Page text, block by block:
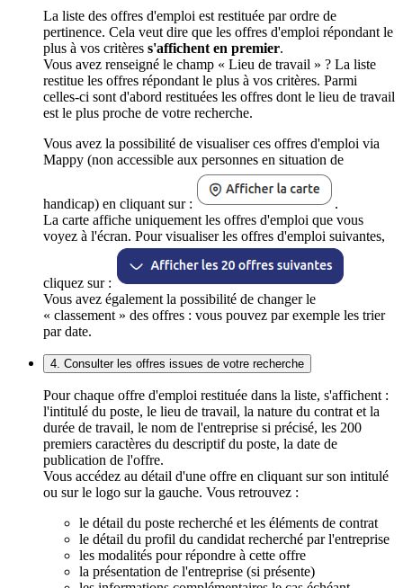
La liste des offres d'emploi est restituée par ordre de
pertinence. Cela veut dire que les offres d'emploi répondant le
plus à vos critères s'affichent en premier.
Vous avez renseigné le champ « Lieu de travail » ? La liste
restitue les offres répondant le plus à vos critères. Parmi
celles-ci sont d'abord restituées les offres dont le lieu de travail
est le plus proche de votre recherche.
Vous avez la possibilité de visualiser ces offres d'emploi via
Mappy (non accessible aux personnes en situation de
handicap) en cliquant sur :
.
La carte affiche uniquement les offres d'emploi que vous
voyez à l'écran. Pour visualiser les offres d'emploi suivantes,
cliquez sur :
Vous avez également la possibilité de changer le
« classement » des offres : vous pouvez par exemple les trier
par date.
4. Consulter les offres issues de votre recherche
Pour chaque offre d'emploi restituée dans la liste, s'affichent :
l'intitulé du poste, le lieu de travail, la nature du contrat et la
durée de travail, le nom de l'entreprise si précisé, les 200
premiers caractères du descriptif du poste, la date de
publication de l'offre.
Vous accédez au détail d'une offre en cliquant sur son intitulé
ou sur le logo sur la gauche. Vous retrouvez :
le détail du poste recherché et les éléments de contrat
le détail du profil du candidat recherché par l'entreprise
les modalités pour répondre à cette offre
la présentation de l'entreprise (si présente)